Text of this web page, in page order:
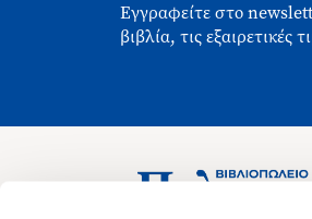
Εγγραφείτε στο
βιβλία, τις εξαιρετικές